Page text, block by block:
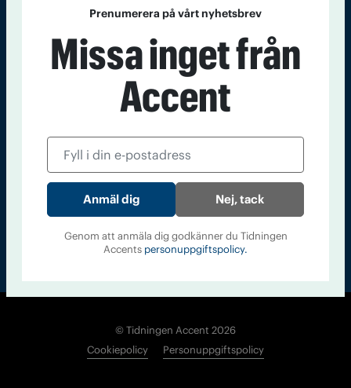
Kontakt Om Tidningen Tidningsarkiv In English
Läs tidigare
Accent
© Tidningen Accent 2026
Cookiepolicy
Personuppgiftspolicy
Prenumerera på vårt nyhetsbrev
Missa inget från
Accent
Nej, tack
Genom att anmäla dig godkänner du Tidningen
Accents personuppgiftspolicy.